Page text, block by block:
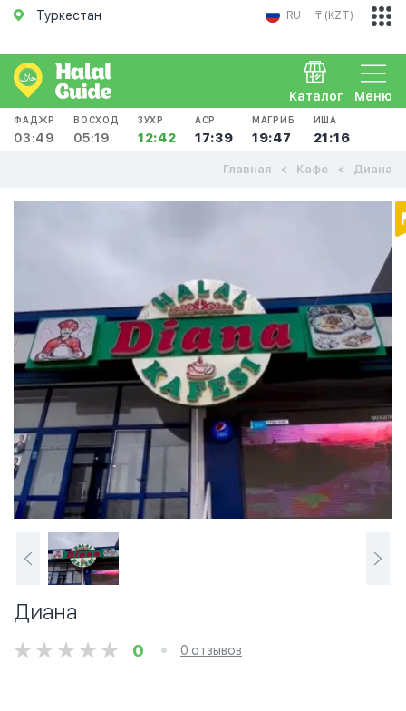
Туркестан RU ₸ (KZT)
Меню
Каталог
ФАДЖР
03:49
ВОСХОД
05:19
ЗУХР
12:42
АСР
17:39
МАГРИБ
19:47
ИША
21:16
Главная Кафе Диана
Диана
0 0 отзывов